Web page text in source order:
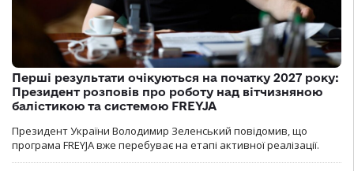
Перші результати очікуються на початку 2027 року:
Президент розповів про роботу над вітчизняною
балістикою та системою FREYJA
Президент України Володимир Зеленський повідомив, що
програма FREYJA вже перебуває на етапі активної реалізації.